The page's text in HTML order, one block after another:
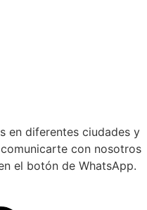
en diferentes ciudades y
con nosotros
el botón de WhatsApp.